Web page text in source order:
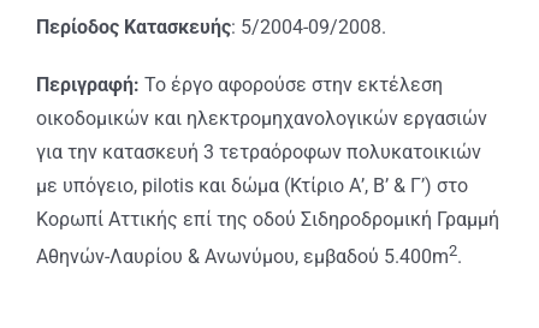
Περίοδος Κατασκευής: 5/2004-09/2008.
Περιγραφή: Το έργο αφορούσε στην εκτέλεση
οικοδομικών και ηλεκτρομηχανολογικών εργασιών
για την κατασκευή 3 τετραόροφων πολυκατοικιών
με υπόγειο, pilotis και δώμα (Κτίριο Α’, Β’ & Γ’) στο
Κορωπί Αττικής επί της οδού Σιδηροδρομική Γραμμή
Αθηνών-Λαυρίου & Ανωνύμου, εμβαδού 5.400m2.